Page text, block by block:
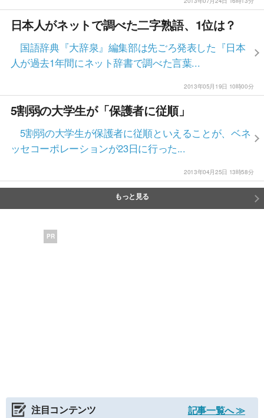
日本人がネットで調べた二字熟語、1位は？
国語辞典『大辞泉』編集部は先ごろ発表した『日本
人が過去1年間にネット辞書で調べた言葉...
2013年05月19日 10時00分
5割弱の大学生が「保護者に従順」
5割弱の大学生が保護者に従順といえることが、ベネ
ッセコーポレーションが23日に行った...
2013年04月25日 13時58分
もっと見る
PR
注目コンテンツ
記事一覧へ ≫